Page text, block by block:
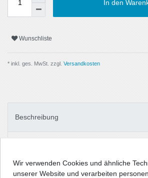
In den
Wunschliste
* inkl. ges. MwSt. zzgl. Versandkosten
Beschreibung
Angaben Produktsicherheit
Wir verwenden Cookies und ähnliche
unserer Website und verarbeiten